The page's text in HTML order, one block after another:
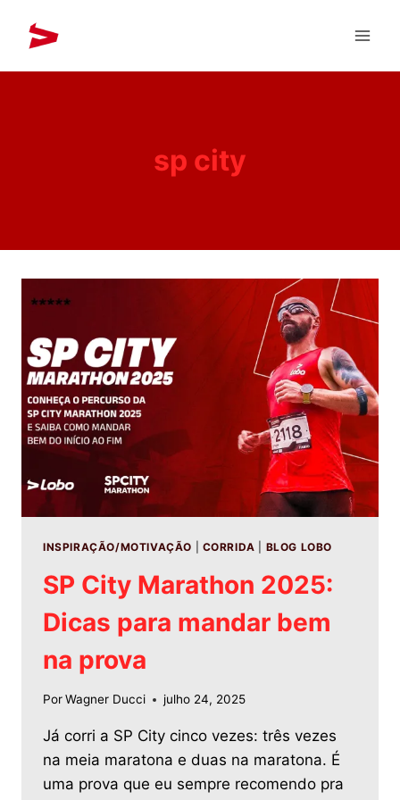
sp city
INSPIRAÇÃO/MOTIVAÇÃO CORRIDA BLOG LOBO
SP City Marathon 2025:
Dicas para mandar bem
na prova
PorWagner Ducci julho 24, 2025
Já corri a SP City cinco vezes: três vezes
na meia maratona e duas na maratona. É
uma prova que eu sempre recomendo pra